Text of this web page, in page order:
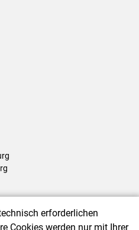
|Barrierefreiheit|
erforderlichen
Cookies werden nur mit Ihrer